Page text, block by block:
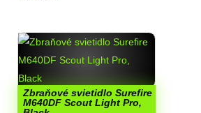
Zbraňové svietidlo Surefire
M640DF Scout Light Pro,